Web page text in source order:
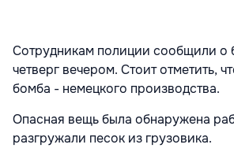
Сотрудникам полиции сообщили о
четверг вечером. Стоит отметить,
бомба - немецкого производства.
Опасная вещь была обнаружена
разгружали песок из грузовика.